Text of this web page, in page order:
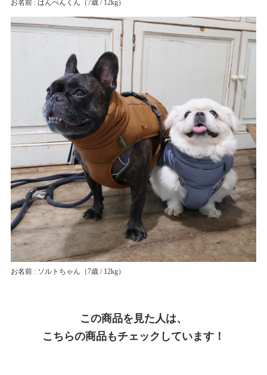
お名前 : はんぺんくん （7歳 / 12kg）
お名前 : ソルトちゃん （7歳 / 12kg）
この商品を見た人は、
こちらの商品もチェックしています！